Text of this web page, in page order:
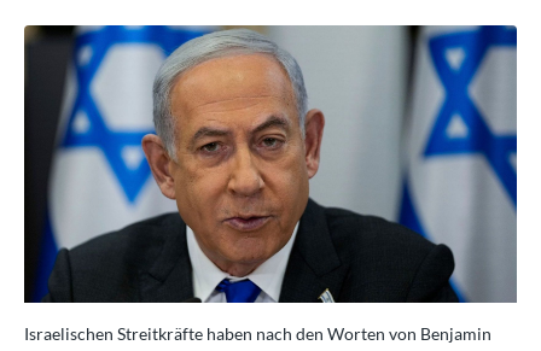
Israelischen Streitkräfte haben nach den Worten von Benjamin